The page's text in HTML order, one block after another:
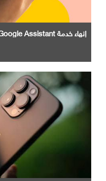
إنهاء خدمة Google Assistant. علي الاجهزه المؤهله